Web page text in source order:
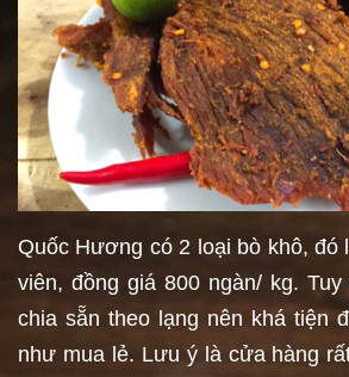
Quốc Hương có 2 loại bò khô, đó
viên, đồng giá 800 ngàn/ kg.
chia sẵn theo lạng nên khá tiện
như mua lẻ. Lưu ý là cửa hàng